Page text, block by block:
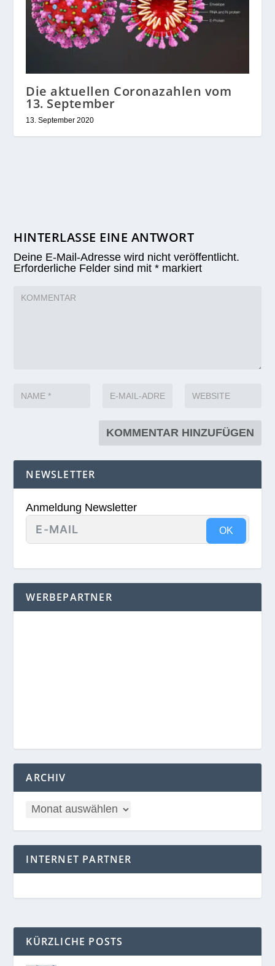
Die aktuellen Coronazahlen vom
13. September
13. September 2020
HINTERLASSE EINE ANTWORT
Deine E-Mail-Adresse wird nicht veröffentlicht.
Erforderliche Felder sind mit* markiert
NEWSLETTER
Anmeldung Newsletter
OK
WERBEPARTNER
ARCHIV
INTERNET PARTNER
KÜRZLICHE POSTS